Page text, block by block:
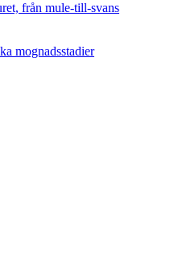
från mule-till-svans
mognadsstadier